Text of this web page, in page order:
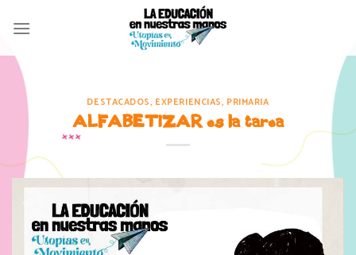
DESTACADOS, EXPERIENCIAS, PRIMARIA
ALFABETIZAR es la tarea